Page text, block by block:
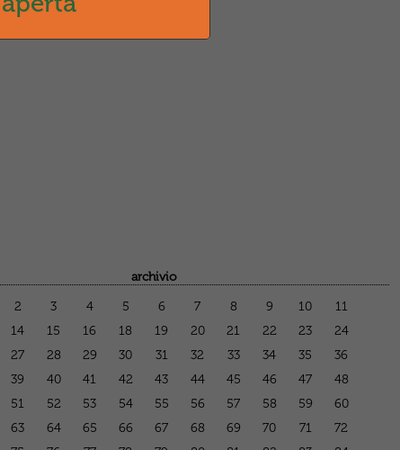
archivio
2 3 4 5 6 7 8 9 10
11
14 15 16 18 19 20 21 22 23
24
27 28 29 30 31 32 33 34 35
36
39 40 41 42 43 44 45 46 47
48
51 52 53 54 55 56 57 58 59
60
63 64 65 66 67 68 69 70 71
72